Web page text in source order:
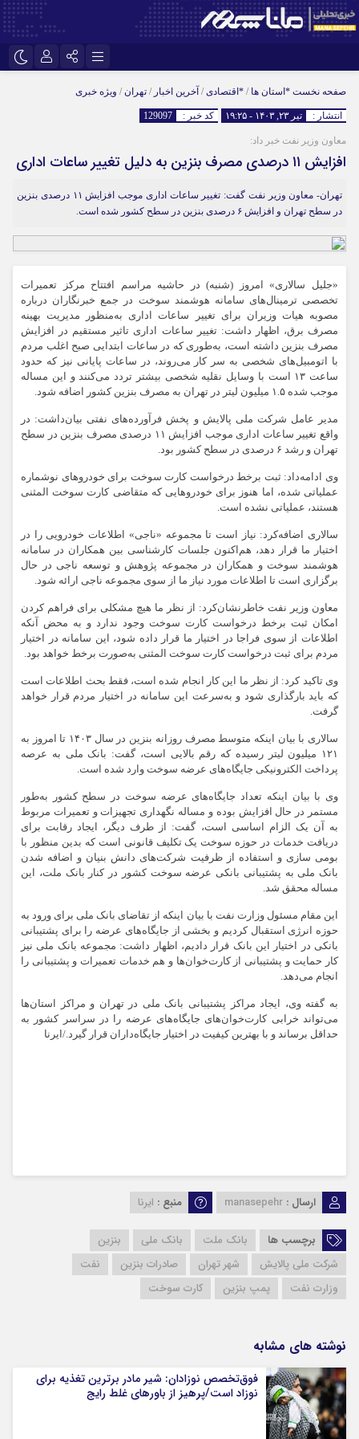
اینستاگرام
تلگرام
سروش
ایتا
رمز عبور
مرا به خاطر بسپار
صفحه نخست *استان ها / *اقتصادی/ آخرین اخبار / تهران/ ویژه خبری
انتشار : تیر ۲۳, ۱۴۰۳ - ۱۹:۲۵ کد خبر : 129097
معاون وزیر نفت خبر داد:
افزایش ۱۱ درصدی مصرف بنزین به دلیل تغییر ساعات اداری
تهران- معاون وزیر نفت گفت: تغییر ساعات اداری موجب افزایش ۱۱ درصدی بنزین
در سطح تهران و افزایش ۶ درصدی بنزین در سطح کشور شده است.
«جلیل سالاری» امروز (شنبه) در حاشیه مراسم افتتاح مرکز تعمیرات
تخصصی ترمینال‌های سامانه هوشمند سوخت در جمع خبرنگاران درباره
مصوبه هیات وزیران برای تغییر ساعات اداری به‌منظور مدیریت بهینه
مصرف برق، اظهار داشت: تغییر ساعات اداری تاثیر مستقیم در افزایش
مصرف بنزین داشته است، به‌طوری که در ساعات ابتدایی صبح اغلب مردم
با اتومبیل‌های شخصی به سر کار می‌روند، در ساعات پایانی نیز که حدود
ساعت ۱۳ است با وسایل نقلیه شخصی بیشتر تردد می‌کنند و این مساله
موجب شده ۱.۵ میلیون لیتر در تهران به مصرف بنزین کشور اضافه شود.
مدیر عامل شرکت ملی پالایش و پخش فرآورده‌های نفتی بیان‌داشت: در
واقع تغییر ساعات اداری موجب افزایش ۱۱ درصدی مصرف بنزین در سطح
تهران و رشد ۶ درصدی در سطح کشور بود.
وی ادامه‌داد: ثبت برخط درخواست کارت سوخت برای خودروهای نوشماره
عملیاتی شده، اما هنوز برای خودروهایی که متقاضی کارت سوخت المثنی
هستند، عملیاتی نشده است.
سالاری اضافه‌کرد: نیاز است تا مجموعه «ناجی» اطلاعات خودرویی را در
اختیار ما قرار دهد، هم‌اکنون جلسات کارشناسی بین همکاران در سامانه
هوشمند سوخت و همکاران در مجموعه پژوهش و توسعه ناجی در حال
برگزاری است تا اطلاعات مورد نیاز ما از سوی مجموعه ناجی ارائه شود.
معاون وزیر نفت خاطرنشان‌کرد: از نظر ما هیچ مشکلی برای فراهم‌ کردن
امکان ثبت برخط درخواست کارت سوخت وجود ندارد و به محض آنکه
اطلاعات از سوی فراجا در اختیار ما قرار داده شود، این سامانه در اختیار
مردم برای ثبت درخواست کارت سوخت المثنی به‌صورت برخط خواهد بود.
وی تاکید کرد: از نظر ما این کار انجام شده است، فقط بحث اطلاعات است
که باید بارگذاری شود و به‌سرعت این سامانه در اختیار مردم قرار خواهد
گرفت.
سالاری با بیان اینکه متوسط مصرف روزانه بنزین در سال ۱۴۰۳ تا امروز به
۱۲۱ میلیون لیتر رسیده که رقم بالایی است، گفت: بانک ملی به عرصه
پرداخت الکترونیکی جایگاه‌های عرضه سوخت وارد شده است.
وی با بیان اینکه تعداد جایگاه‌های عرضه سوخت در سطح کشور به‌طور
مستمر در حال افزایش بوده و مساله نگهداری تجهیزات و تعمیرات مربوط
به آن یک الزام اساسی است، گفت: از طرف دیگر، ایجاد رقابت برای
دریافت خدمات در حوزه سوخت یک تکلیف قانونی است که بدین منظور با
بومی سازی و استفاده از ظرفیت شرکت‌های دانش بنیان و اضافه شدن
بانک ملی به پشتیبانی بانکی عرضه سوخت کشور در کنار بانک ملت، این
مساله محقق شد.
این مقام مسئول وزارت نفت با بیان اینکه از تقاضای بانک ملی برای ورود به
حوزه انرژی استقبال کردیم و بخشی از جایگاه‌های عرضه را برای پشتیبانی
بانکی در اختیار این بانک قرار دادیم، اظهار داشت: مجموعه بانک ملی نیز
کار حمایت و پشتیبانی از کارت‌خوان‌ها و هم خدمات تعمیرات و پشتیبانی را
انجام می‌دهد.
به گفته وی، ایجاد مراکز پشتیبانی بانک ملی در تهران و مراکز استان‌ها
می‌تواند خرابی کارت‌خوان‌های جایگاه‌های عرضه را در سراسر کشور به
حداقل برساند و با بهترین کیفیت در اختیار جایگاه‌داران قرار گیرد./ایرنا
ارسال : manasepehr منبع : ایرنا
برچسب ها بانک ملت بانک ملی
بنزین
شرکت ملی پالایش
شهر تهران صادرات بنزین
نفت
وزارت نفت
پمپ بنزین کارت سوخت
نوشته های مشابه
فوق‌تخصص نوزادان: شیر مادر برترین تغذیه برای
نوزاد است/پرهیز از باورهای غلط رایج